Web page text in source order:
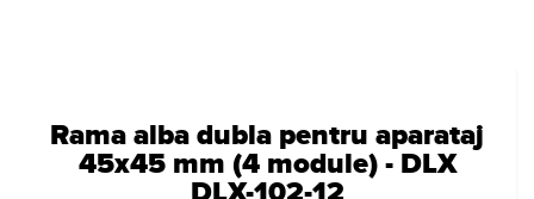
Rama alba dubla pentru aparataj
45x45 mm (4 module) - DLX